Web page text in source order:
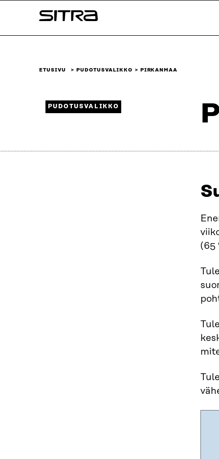
sisältöön
Sitra
ETUSIVU PUDOTUSVALIKKO PIRKANMAA
PUDOTUSVALIKKO
(65